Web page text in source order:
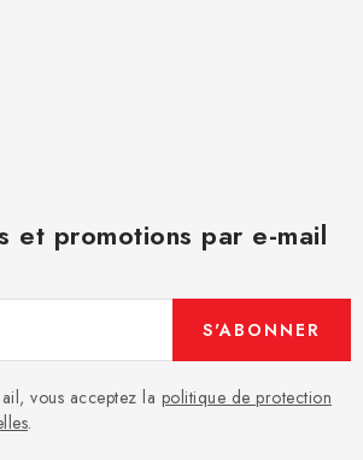
et promotions par e-mail
vous acceptez la politique de protection
.
S'ABONNER